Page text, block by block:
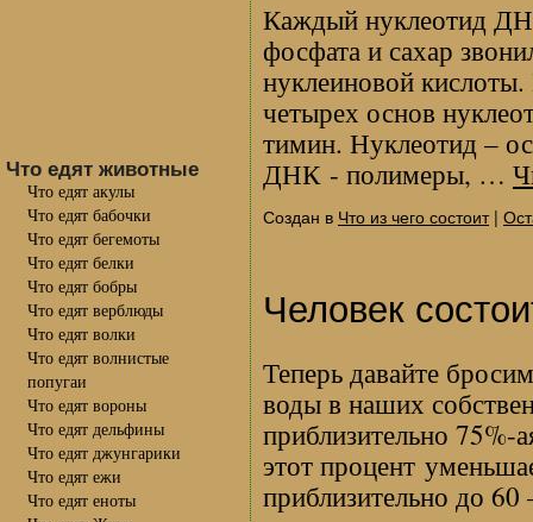
Что едят животные
Что едят акулы
Что едят бабочки
Что едят бегемоты
Что едят белки
Что едят бобры
Что едят верблюды
Что едят волки
Что едят волнистые
попугаи
Что едят вороны
Что едят дельфины
Что едят джунгарики
Что едят ежи
Что едят еноты
Каждый нуклеотид
фосфата и сахар
нуклеиновой
четырех основ
тимин. Нуклеотид –
ДНК - полимеры, …
Создан в Что из чего состоит |
Человек
Теперь давайте
воды в наших
приблизительно 75%-
этот процент
приблизительно до